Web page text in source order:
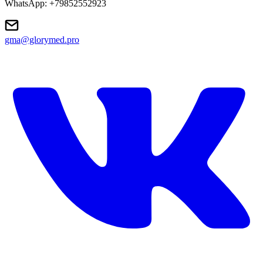
WhatsApp: +79852552923
gma@glorymed.pro